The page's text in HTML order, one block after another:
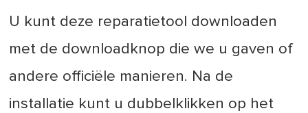
U kunt deze reparatietool downloaden
met de downloadknop die we u gaven of
andere officiële manieren. Na de
installatie kunt u dubbelklikken op het